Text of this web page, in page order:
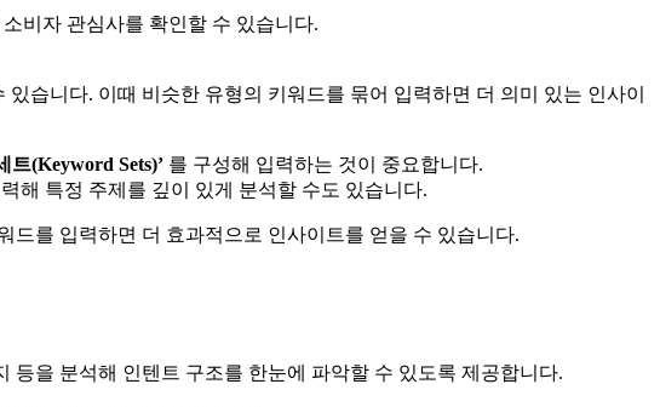
비자 관심사를 확인할 수 있습니다.
있습니다. 이때 비슷한 유형의 키워드를 묶어 입력하면 더 의미 있는 인사이
트(Keyword Sets)’ 를 구성해 입력하는 것이 중요합니다.
해 특정 주제를 깊이 있게 분석할 수도 있습니다.
드를 입력하면 더 효과적으로 인사이트를 얻을 수 있습니다.
을 분석해 인텐트 구조를 한눈에 파악할 수 있도록 제공합니다.